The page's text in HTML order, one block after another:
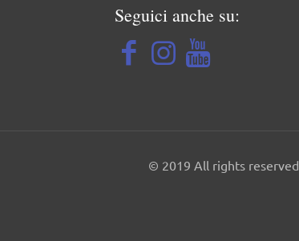
Seguici anche su:
© 2019 All rights reserved